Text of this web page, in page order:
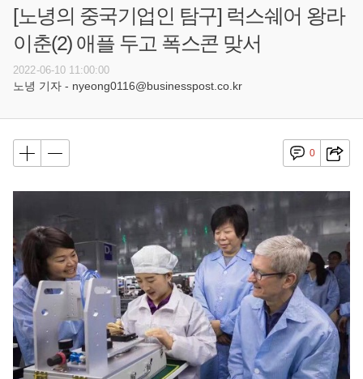
[노녕의 중국기업인 탐구] 럭스쉐어 왕라
이춘(2) 애플 두고 폭스콘 맞서
2022-06-10 11:00:00
노녕 기자 - nyeong0116@businesspost.co.kr
0